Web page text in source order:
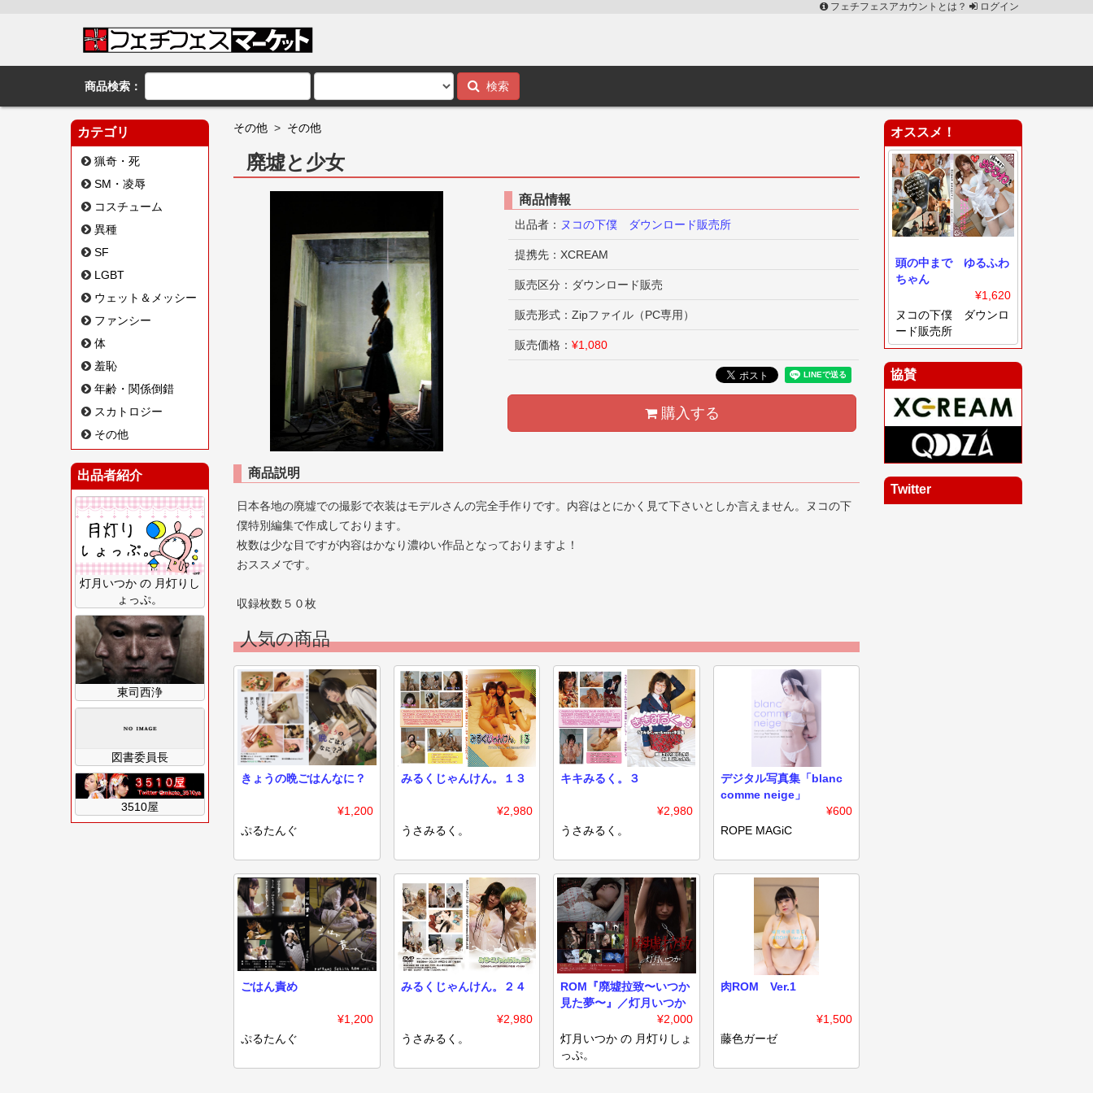
フェチフェスアカウントとは？ ログイン
商品検索： 検索
カテゴリ
猟奇・死
SM・凌辱
コスチューム
異種
SF
LGBT
ウェット＆メッシー
ファンシー
体
羞恥
年齢・関係倒錯
スカトロジー
その他
出品者紹介
灯月いつか の 月灯りし
ょっぷ。
東司西浄
図書委員長
3510屋
その他 > その他
廃墟と少女
商品情報
出品者： ヌコの下僕 ダウンロード販売所
提携先：XCREAM
販売区分：ダウンロード販売
販売形式：Zipファイル（PC専用）
販売価格：¥1,080
購入する
商品説明
日本各地の廃墟での撮影で衣装はモデルさんの完全手作りです。内容はとにかく見て下さいとしか言えません。ヌコの下
僕特別編集で作成しております。
枚数は少な目ですが内容はかなり濃ゆい作品となっておりますよ！
おススメです。
収録枚数５０枚
人気の商品
きょうの晩ごはんなに？
¥1,200
ぷるたんぐ
みるくじゃんけん。１３
¥2,980
うさみるく。
キキみるく。３
¥2,980
うさみるく。
デジタル写真集「blanc
comme neige」
¥600
ROPE MAGiC
ごはん責め
¥1,200
ぷるたんぐ
みるくじゃんけん。２４
¥2,980
うさみるく。
ROM『廃墟拉致〜いつか
見た夢〜』／灯月いつか
¥2,000
灯月いつか の 月灯りしょ
っぷ。
肉ROM Ver.1
¥1,500
藤色ガーゼ
オススメ！
頭の中まで ゆるふわ
ちゃん
¥1,620
ヌコの下僕 ダウンロ
ード販売所
協賛
Twitter